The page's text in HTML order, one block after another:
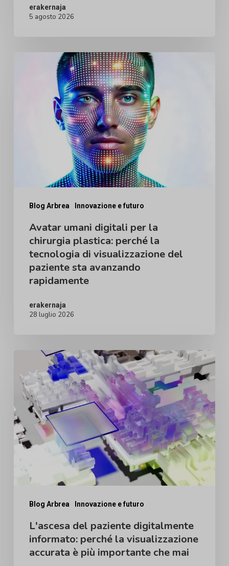
erakernaja
5 agosto 2026
Blog Arbrea Innovazione e futuro
tecnologia
visualizzazione
paziente
avanzando
rapidamente
Avatar umani digitali per la
chirurgia plastica: perché la
tecnologia di visualizzazione del
paziente sta avanzando
rapidamente
erakernaja
28 luglio 2026
Blog Arbrea Innovazione e futuro
L'ascesa
del
paziente
digitalmente
informato:
perché
visualizzazione
importante
L'ascesa del paziente digitalmente
informato: perché la visualizzazione
accurata è più importante che mai